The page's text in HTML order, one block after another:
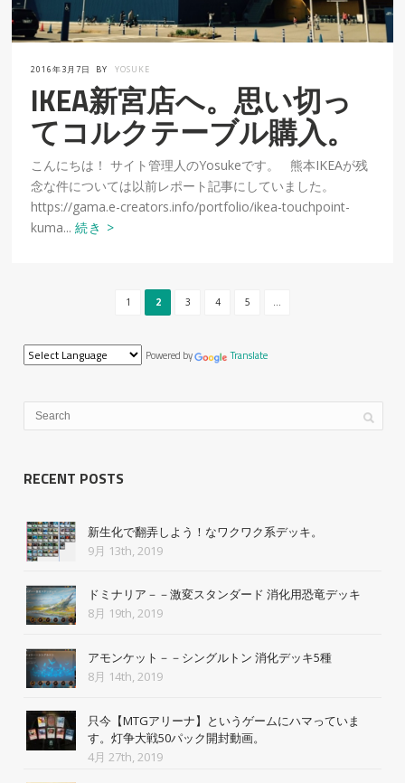
2016年3月7日 BY YOSUKE
IKEA新宮店へ。思い切っ
てコルクテーブル購入。
こんにちは！ サイト管理人のYosukeです。 熊本IKEAが残
念な件については以前レポート記事にしていました。
https://gama.e-creators.info/portfolio/ikea-touchpoint-
kuma...続き >
1 2 3 4 5
Powered by Translate
RECENT POSTS
新生化で翻弄しよう！なワクワク系デッキ。
9月 13th, 2019
ドミナリア－－激変スタンダード 消化用恐竜デッキ
8月 19th, 2019
アモンケット－－シングルトン 消化デッキ5種
8月 14th, 2019
只今【MTGアリーナ】というゲームにハマっていま
す。灯争大戦50パック開封動画。
4月 27th, 2019